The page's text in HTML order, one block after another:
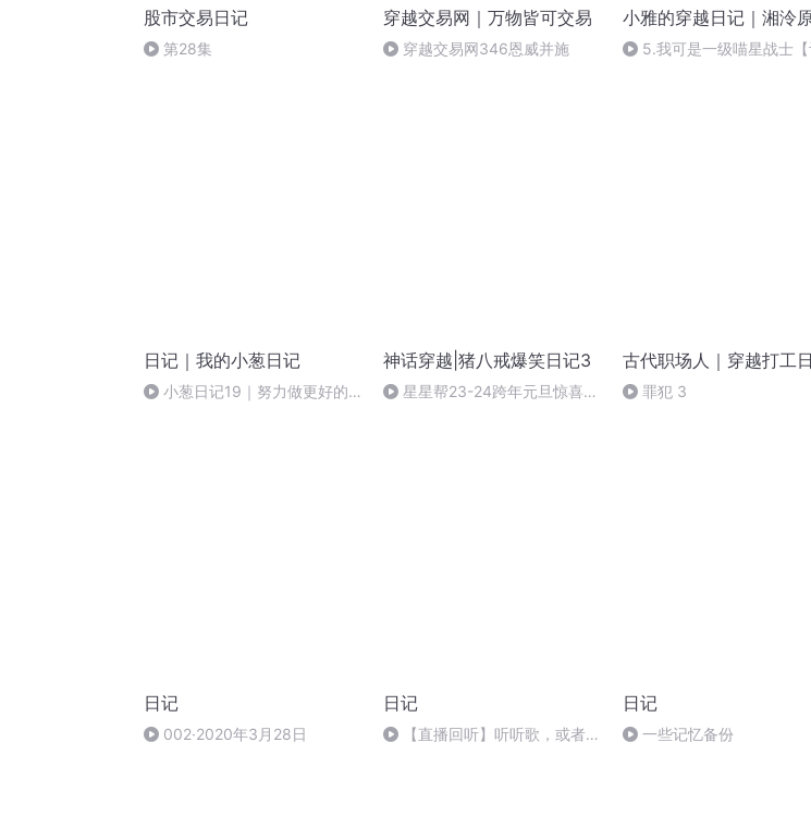
股市交易日记
第28集
穿越交易网｜万物皆可交易
穿越交易网346恩威并施
小雅的穿越日记｜湘泠
5.我可是一级喵星战士【
日记｜我的小葱日记
小葱日记19｜努力做更好的
神话穿越|猪八戒爆笑日记3
星星帮23-24跨年元旦惊喜彩
古代职场人｜穿越打工
罪犯 3
日记
002·2020年3月28日
日记
【直播回听】听听歌，或者聊
日记
一些记忆备份